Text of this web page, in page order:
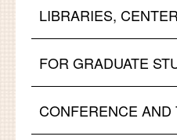
LIBRARIES,
FOR GRADUATE
CONFERENCE